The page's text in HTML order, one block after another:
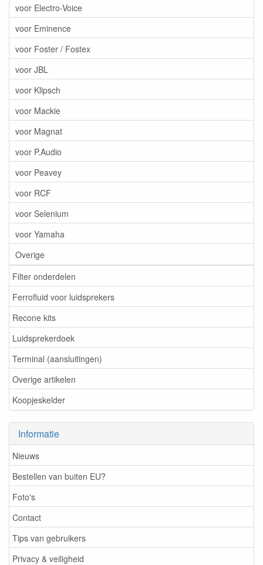
voor Electro-Voice
voor Eminence
voor Foster / Fostex
voor JBL
voor Klipsch
voor Mackie
voor Magnat
voor P.Audio
voor Peavey
voor RCF
voor Selenium
voor Yamaha
Overige
Filter onderdelen
Ferrofluid voor luidsprekers
Recone kits
Luidsprekerdoek
Terminal (aansluitingen)
Overige artikelen
Koopjeskelder
Informatie
Nieuws
Bestellen van buiten EU?
Foto's
Contact
Tips van gebruikers
Privacy & veiligheid